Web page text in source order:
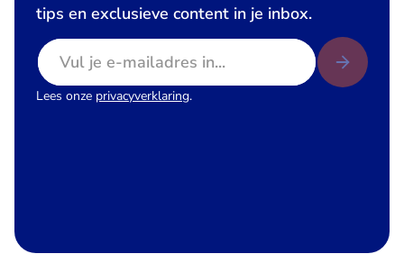
tips en exclusieve content in je inbox.
E-mailadres
Lees onze privacyverklaring.